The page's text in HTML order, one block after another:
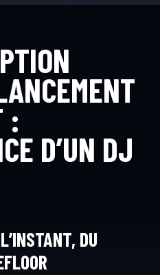
:
D’UN DJ
DU